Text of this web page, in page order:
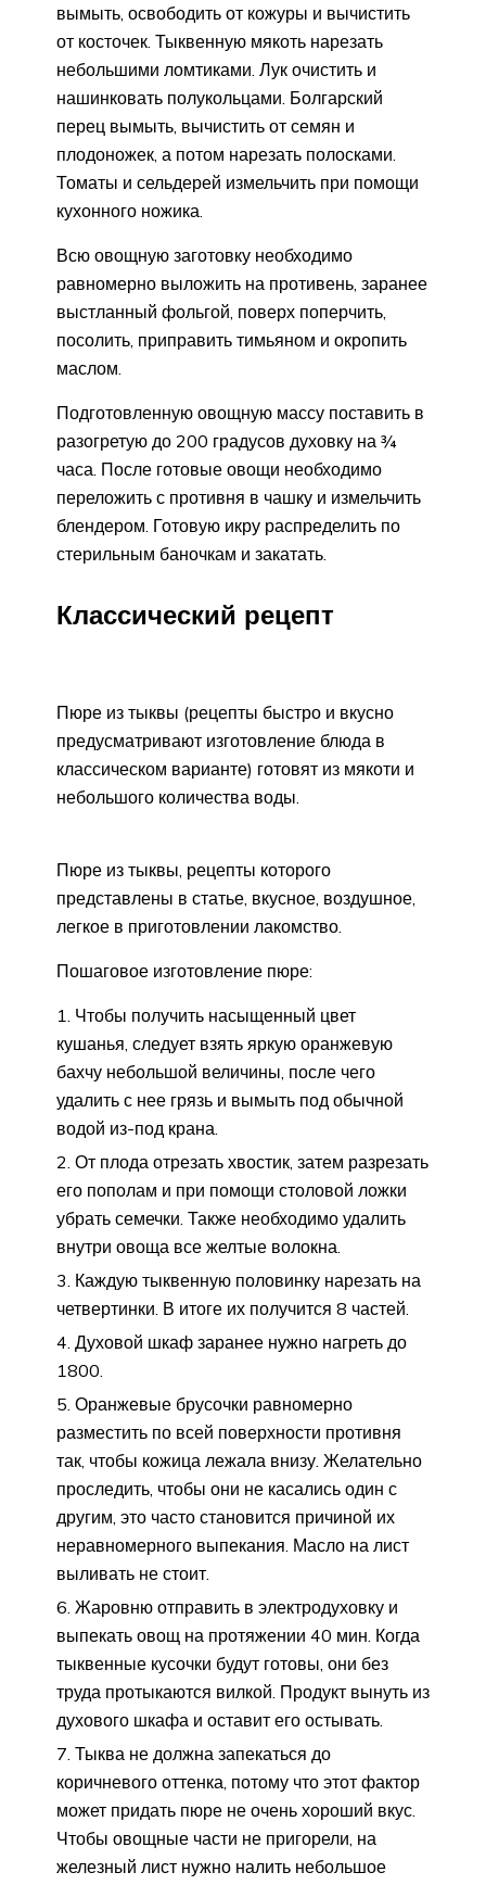
вымыть, освободить от кожуры и вычистить
от косточек. Тыквенную мякоть нарезать
небольшими ломтиками. Лук очистить и
нашинковать полукольцами. Болгарский
перец вымыть, вычистить от семян и
плодоножек, а потом нарезать полосками.
Томаты и сельдерей измельчить при помощи
кухонного ножика.
Всю овощную заготовку необходимо
равномерно выложить на противень, заранее
выстланный фольгой, поверх поперчить,
посолить, приправить тимьяном и окропить
маслом.
Подготовленную овощную массу поставить в
разогретую до 200 градусов духовку на ¾
часа. После готовые овощи необходимо
переложить с противня в чашку и измельчить
блендером. Готовую икру распределить по
стерильным баночкам и закатать.
Классический рецепт
Пюре из тыквы (рецепты быстро и вкусно
предусматривают изготовление блюда в
классическом варианте) готовят из мякоти и
небольшого количества воды.
Пюре из тыквы, рецепты которого
представлены в статье, вкусное, воздушное,
легкое в приготовлении лакомство.
Пошаговое изготовление пюре:
Чтобы получить насыщенный цвет
кушанья, следует взять яркую оранжевую
бахчу небольшой величины, после чего
удалить с нее грязь и вымыть под обычной
водой из-под крана.
От плода отрезать хвостик, затем разрезать
его пополам и при помощи столовой ложки
убрать семечки. Также необходимо удалить
внутри овоща все желтые волокна.
Каждую тыквенную половинку нарезать на
четвертинки. В итоге их получится 8 частей.
Духовой шкаф заранее нужно нагреть до
1800.
Оранжевые брусочки равномерно
разместить по всей поверхности противня
так, чтобы кожица лежала внизу. Желательно
проследить, чтобы они не касались один с
другим, это часто становится причиной их
неравномерного выпекания. Масло на лист
выливать не стоит.
Жаровню отправить в электродуховку и
выпекать овощ на протяжении 40 мин. Когда
тыквенные кусочки будут готовы, они без
труда протыкаются вилкой. Продукт вынуть из
духового шкафа и оставит его остывать.
Тыква не должна запекаться до
коричневого оттенка, потому что этот фактор
может придать пюре не очень хороший вкус.
Чтобы овощные части не пригорели, на
железный лист нужно налить небольшое